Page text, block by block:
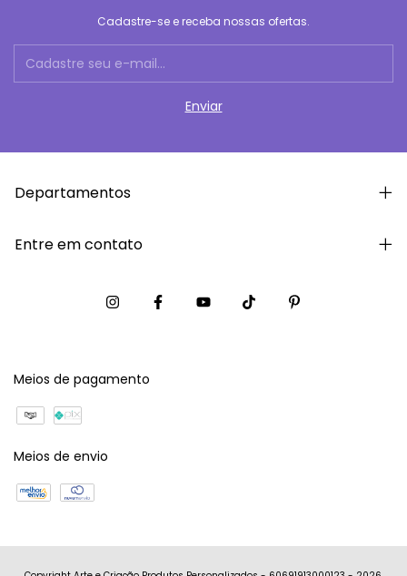
Cadastre-se e receba nossas ofertas.
Departamentos
Entre em contato
Meios de pagamento
Meios de envio